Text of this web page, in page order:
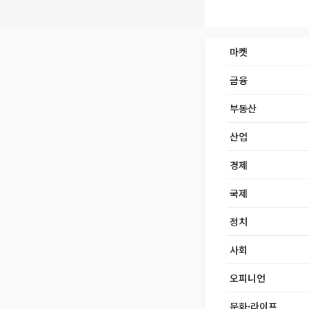
마켓
금융
부동산
산업
경제
국제
정치
사회
오피니언
문화·라이프